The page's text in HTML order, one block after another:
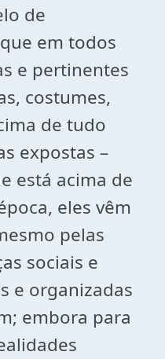
de
em todos
e pertinentes
costumes,
de tudo
expostas –
está acima de
eles vêm
pelas
sociais e
e organizadas
embora para